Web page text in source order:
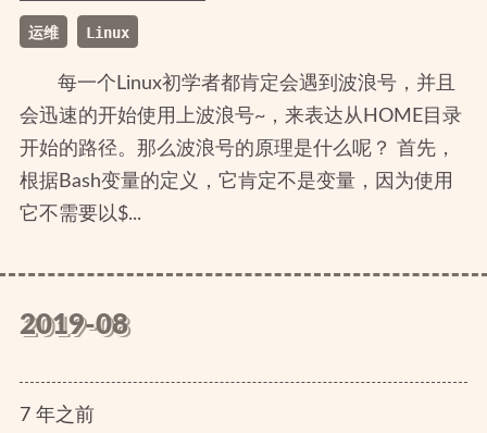
运维 Linux
每一个Linux初学者都肯定会遇到波浪号，并且
会迅速的开始使用上波浪号~，来表达从HOME目录
开始的路径。那么波浪号的原理是什么呢？ 首先，
根据Bash变量的定义，它肯定不是变量，因为使用
它不需要以$...
2019-08
7年之前